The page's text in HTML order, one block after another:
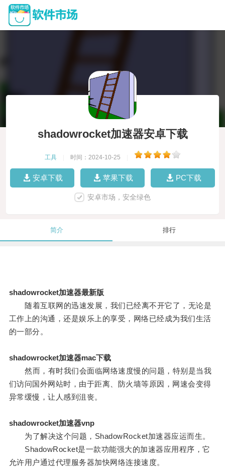
shadowrocket加速器安卓下载
工具 时间：2024-10-25
安卓下载 苹果下载 PC下载
安卓市场，安全绿色
简介 排行
shadowrocket加速器最新版
随着互联网的迅速发展，我们已经离不开它了，无论是
工作上的沟通，还是娱乐上的享受，网络已经成为我们生活
的一部分。
shadowrocket加速器mac下载
然而，有时我们会面临网络速度慢的问题，特别是当我
们访问国外网站时，由于距离、防火墙等原因，网速会变得
异常缓慢，让人感到沮丧。
shadowrocket加速器vnp
为了解决这个问题，ShadowRocket加速器应运而生。
ShadowRocket是一款功能强大的加速器应用程序，它
允许用户通过代理服务器加快网络连接速度。